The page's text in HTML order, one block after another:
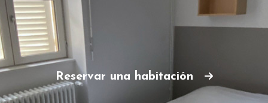
Reservar una habitación